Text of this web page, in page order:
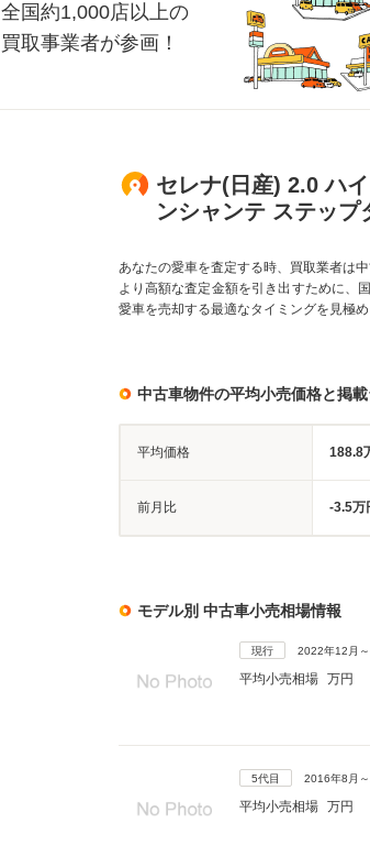
全国約1,000店以上の
買取事業者が参画！
セレナ(日産) 2.0 ハ
ンシャンテ ステップ
あなたの愛車を査定する時、買取業者は
より高額な査定金額を引き出すために、
愛車を売却する最適なタイミングを見極め
中古車物件の平均小売価格と掲
平均価格 188.8
前月比 -3.5万
モデル別 中古車小売相場情報
現行 2022年12月
平均小売相場 万円
5代目 2016年8月
平均小売相場 万円